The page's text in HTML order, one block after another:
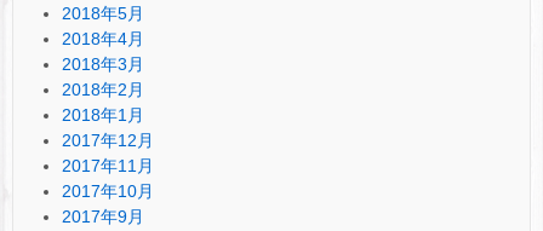
2018年5月
2018年4月
2018年3月
2018年2月
2018年1月
2017年12月
2017年11月
2017年10月
2017年9月